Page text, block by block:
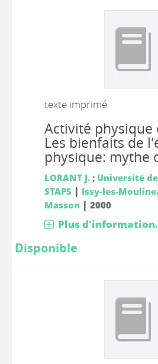
texte imprimé
Activité physique
Les bienfaits de
physique: mythe
LORANT J.; Université
STAPS | Issy-les-
Masson | 2000
Plus
Disponible